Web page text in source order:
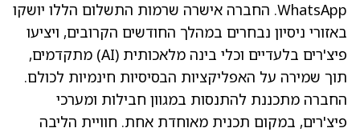
WhatsApp. החברה אישרה שרמות התשלום הללו יושקו
באזורי ניסיון נבחרים במהלך החודשים הקרובים, ויציעו
פיצ'רים בלעדיים וכלי בינה מלאכותית (AI) מתקדמים,
תוך שמירה על האפליקציות הבסיסיות חינמיות לכולם.
החברה מתכננת להתנסות במגוון חבילות ומערכי
פיצ'רים, במקום תכנית מאוחדת אחת. חוויית הליבה